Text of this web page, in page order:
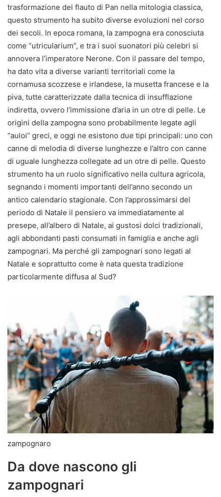
trasformazione del flauto di Pan nella mitologia classica,
questo strumento ha subito diverse evoluzioni nel corso
dei secoli. In epoca romana, la zampogna era conosciuta
come “utricularium”, e tra i suoi suonatori più celebri si
annovera l’imperatore Nerone. Con il passare del tempo,
ha dato vita a diverse varianti territoriali come la
cornamusa scozzese e irlandese, la musetta francese e la
piva, tutte caratterizzate dalla tecnica di insufflazione
indiretta, ovvero l’immissione d’aria in un otre di pelle. Le
origini della zampogna sono probabilmente legate agli
“auloi” greci, e oggi ne esistono due tipi principali: uno con
canne di melodia di diverse lunghezze e l’altro con canne
di uguale lunghezza collegate ad un otre di pelle. Questo
strumento ha un ruolo significativo nella cultura agricola,
segnando i momenti importanti dell’anno secondo un
antico calendario stagionale. Con l’approssimarsi del
periodo di Natale il pensiero va immediatamente al
presepe, all’albero di Natale, ai gustosi dolci tradizionali,
agli abbondanti pasti consumati in famiglia e anche agli
zampognari. Ma perché gli zampognari sono legati al
Natale e soprattutto come è nata questa tradizione
particolarmente diffusa al Sud?
zampognaro
Da dove nascono gli
zampognari